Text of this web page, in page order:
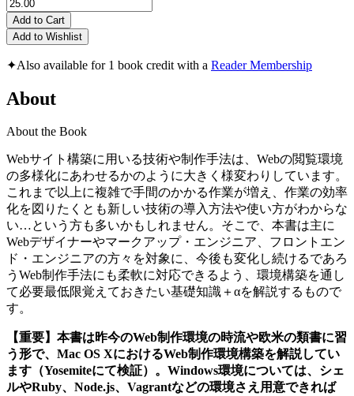
Add to Cart
Add to Wishlist
✦Also available for 1 book credit with a Reader Membership
About
About the Book
Webサイト構築に用いる技術や制作手法は、Webの閲覧環境
の多様化にあわせるかのように大きく様変わりしています。
これまで以上に複雑で手間のかかる作業が増え、作業の効率
化を図りたくとも新しい技術の導入方法や使い方がわからな
い…という方も多いかもしれません。そこで、本書は主に
Webデザイナーやマークアップ・エンジニア、フロントエン
ド・エンジニアの方々を対象に、今後も変化し続けるであろ
うWeb制作手法にも柔軟に対応できるよう、環境構築を通し
て必要最低限覚えておきたい基礎知識＋αを解説するもので
す。
【重要】本書は昨今のWeb制作環境の時流や欧米の類書に習
う形で、Mac OS XにおけるWeb制作環境構築を解説してい
ます（Yosemiteにて検証）。Windows環境については、シェ
ルやRuby、Node.js、Vagrantなどの環境さえ用意できれば